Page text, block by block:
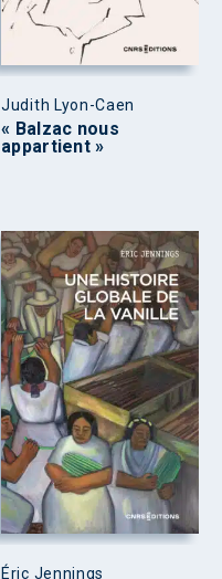
Judith Lyon-Caen
« Balzac nous
appartient »
Éric Jennings